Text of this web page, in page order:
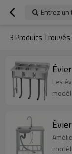
Entrez
3 Produits Trouvés
Les